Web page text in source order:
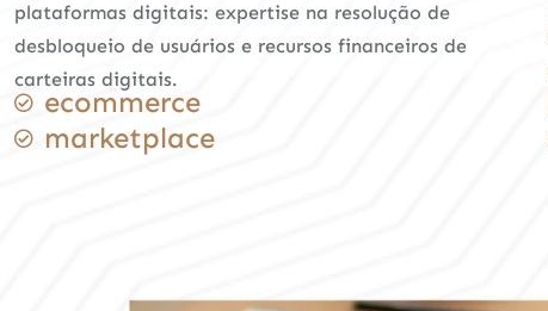
plataformas digitais: expertise na resolução de
desbloqueio de usuários e recursos financeiros de
carteiras digitais.
ecommerce
marketplace